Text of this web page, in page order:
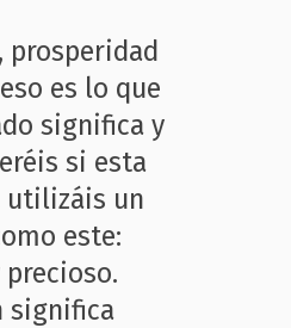
prosperidad
es lo que
significa y
si esta
utilizáis un
este:
significa